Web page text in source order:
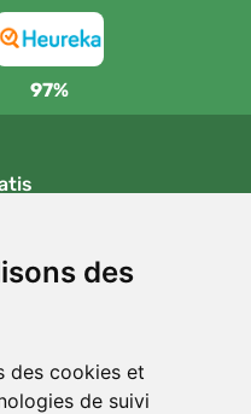
des
des cookies et
de suivi
97%
boven 95 EUR
moment binnen 90
een boom! Lees meer